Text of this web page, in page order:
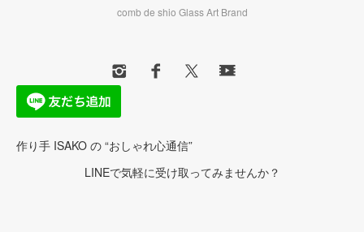
comb de shio Glass Art Brand
作り手 ISAKO の “おしゃれ心通信”
LINEで気軽に受け取ってみませんか？